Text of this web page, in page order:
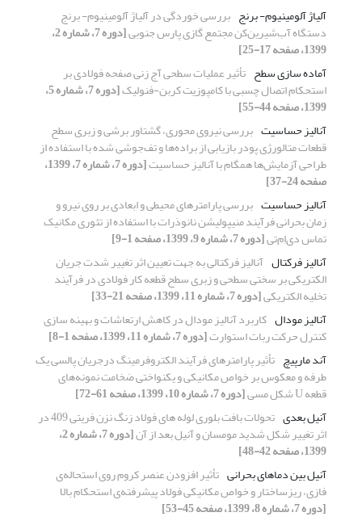
آلیاژ آلومینیوم- برنج بررسی خوردگی در آلیاژ آلومینیوم- برنج
دستگاه آب‌شیرین‌کن مجتمع گازی پارس جنوبی [دوره 7، شماره 2،
1399، صفحه 17-25]
آماده سازی سطح تأثیر عملیات سطحی آج زنی صفحه فولادی بر
استحکام اتصال چسبی با کامپوزیت کربن-فنولیک [دوره 7، شماره 5،
1399، صفحه 44-55]
آنالیز حساسیت بررسی نیروی محوری، گشتاور برشی و زبری سطح
قطعات متالورژی پودر بازیابی از براده‌ها و تف‌جوشی شده با استفاده از
طراحی آزمایش‌ها همگام با آنالیز حساسیت [دوره 7، شماره 7، 1399،
صفحه 24-37]
آنالیز حساسیت بررسی پارامترهای محیطی و ابعادی بر روی نیرو و
زمان بحرانی فرآیند منیپولیشن نانوذرات با استفاده از تئوری مکانیک
تماس دی‌اِم‌تی[دوره 7، شماره 9، 1399، صفحه 1-9]
آنالیز فرکتال آنالیز فرکتالی به جهت تعیین اثر تغییر شدت جریان
الکتریکی بر سختی سطحی و زبری سطح قطعه کار فولادی در فرآیند
تخلیه الکتریکی[دوره 7، شماره 11، 1399، صفحه 21-33]
آنالیز مودال کاربرد آنالیز مودال در کاهش ارتعاشات و بهینه سازی
کنترل حرکت ربات استوارت[دوره 7، شماره 11، 1399، صفحه 1-8]
آند مارپیچ تأثیر پارامترهای فرآیند الکتروفرمینگ درجریان پالسی یک
طرفه و معکوس بر خواص مکانیکی و یکنواختی ضخامت نمونه‌های
قطعه U شکل مسی
[دوره 7، شماره 10، 1399، صفحه 61-72]
آنیل بعدی
تحولات بافت بلوری لوله های فولاد زنگ نزن فریتی 409 در
اثر تغییر شکل شدید مومسان و آنیل بعد از آن [دوره 7، شماره 2،
1399، صفحه 42-48]
آنیل بین دماهای بحرانی تأثیر افزودن عنصر کروم روی استحاله‌ی
فازی، ریزساختار و خواص مکانیکی فولاد پیشرفته‌ی استحکام بالا
[دوره 7، شماره 8، 1399، صفحه 45-53]